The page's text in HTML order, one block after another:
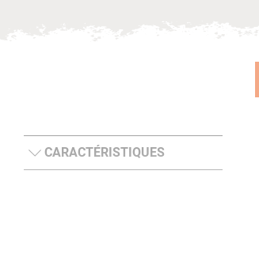
CARACTÉRISTIQUES